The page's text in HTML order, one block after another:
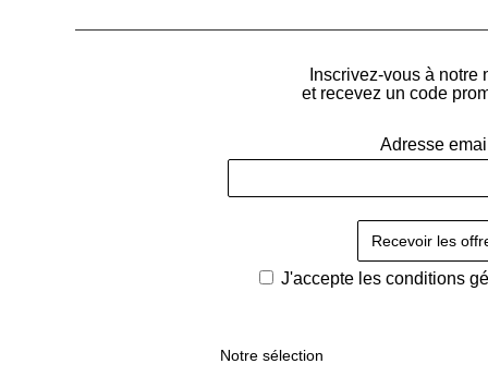
Inscrivez-vous à notre
et recevez un code
Adresse
J'accepte les conditions
Notre sélection